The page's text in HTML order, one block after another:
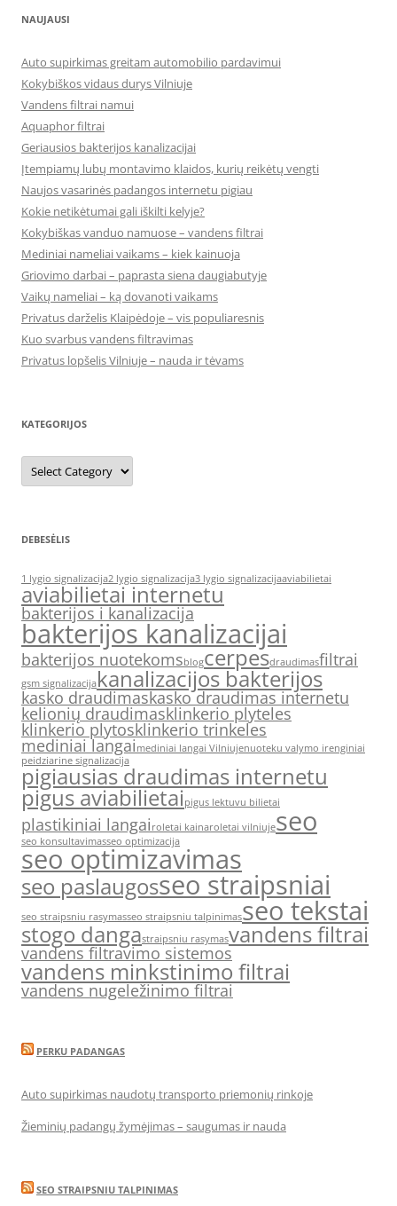
NAUJAUSI
Auto supirkimas greitam automobilio pardavimui
Kokybiškos vidaus durys Vilniuje
Vandens filtrai namui
Aquaphor filtrai
Geriausios bakterijos kanalizacijai
Įtempiamų lubų montavimo klaidos, kurių reikėtų vengti
Naujos vasarinės padangos internetu pigiau
Kokie netikėtumai gali iškilti kelyje?
Kokybiškas vanduo namuose – vandens filtrai
Mediniai nameliai vaikams – kiek kainuoja
Griovimo darbai – paprasta siena daugiabutyje
Vaikų nameliai – ką dovanoti vaikams
Privatus darželis Klaipėdoje – vis populiaresnis
Kuo svarbus vandens filtravimas
Privatus lopšelis Vilniuje – nauda ir tėvams
KATEGORIJOS
Kategorijos
DEBESĖLIS
1 lygio signalizacija2 lygio signalizacija3 lygio signalizacijaaviabilietai
aviabilietai internetu
bakterijos i kanalizacija
bakterijos kanalizacijai
bakterijos nuotekomsblogcerpesdraudimasfiltrai
gsm signalizacijakanalizacijos bakterijos
kasko draudimaskasko draudimas internetu
kelionių draudimasklinkerio plyteles
klinkerio plytosklinkerio trinkeles
mediniai langai mediniai langai Vilniujenuoteku valymo irenginiai
peidziarine signalizacija
pigiausias draudimas internetu
pigus aviabilietaipigus lektuvu bilietai
plastikiniai langai roletai kainaroletai vilniujeseo
seo konsultavimasseo optimizacija
seo optimizavimas
seo paslaugosseo straipsniai
seo straipsniu rasymasseo straipsniu talpinimasseo tekstai
stogo dangastraipsniu rasymasvandens filtrai
vandens filtravimo sistemos
vandens minkstinimo filtrai
vandens nugeležinimo filtrai
PERKU PADANGAS
Auto supirkimas naudotų transporto priemonių rinkoje
Žieminių padangų žymėjimas – saugumas ir nauda
SEO STRAIPSNIU TALPINIMAS